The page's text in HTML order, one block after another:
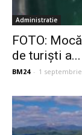
Administratie
FOTO:
de turişti a...
BM24 - 1 septembrie